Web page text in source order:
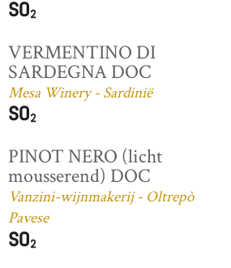
VERMENTINO DI
SARDEGNA DOC
Mesa Winery - Sardinië
PINOT NERO (licht
mousserend) DOC
Vanzini-wijnmakerij - Oltrepò
Pavese